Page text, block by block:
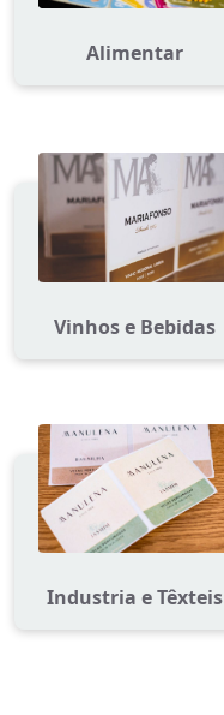
Alimentar
Vinhos e Bebidas
Industria e Têxteis